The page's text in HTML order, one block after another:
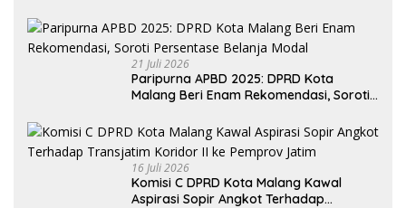
21 Juli 2026
Paripurna APBD 2025: DPRD Kota
Malang Beri Enam Rekomendasi, Soroti
16 Juli 2026
Komisi C DPRD Kota Malang Kawal
Aspirasi Sopir Angkot Terhadap